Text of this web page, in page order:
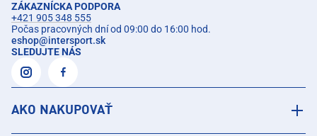
ZÁKAZNÍCKA PODPORA
+421 905 348 555
Počas pracovných dní od 09:00 do 16:00 hod.
eshop@intersport.sk
SLEDUJTE NÁS
AKO NAKUPOVAŤ